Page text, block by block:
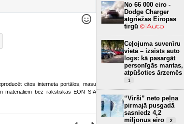
citos interneta portālos, masu
materiāliem bez rakstiskas EON SIA
No 66 000 eiro -
Dodge Charger
atgriežas Eiropas
tirgū
Ceļojuma suvenīru
vietā – izsists auto
logs: kā pasargāt
personīgās mantas,
atpūšoties ārzemēs
1
“Virši” neto peļņa
pirmajā pusgadā
sasniedz 4,2
miljonus eiro
2